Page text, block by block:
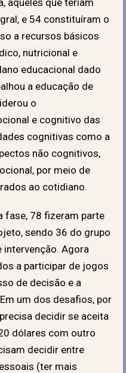
e 54 constituíram o
a recursos básicos
nutricional e
educacional dado
a educação de
o
e cognitivo das
cognitivas como a
não cognitivos,
por meio de
ao cotidiano.
fase, 78 fizeram parte
sendo 36 do grupo
Agora
a participar de jogos
de decisão e a
um dos desafios, por
decidir se aceita
dólares com outro
decidir entre
(ter mais